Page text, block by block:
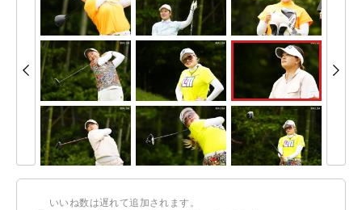
いいね数は遅れて追加されます。